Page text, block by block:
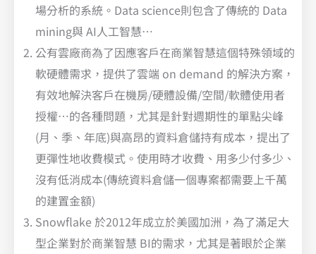
場分析的系統。Data science則包含了傳統的 Data
mining與 AI人工智慧…
公有雲廠商為了因應客戶在商業智慧這個特殊領域的
軟硬體需求，提供了雲端 on demand 的解決方案，
有效地解決客戶在機房/硬體設備/空間/軟體使用者
授權…的各種問題，尤其是針對週期性的單點尖峰
(月、季、年底)與高昂的資料倉儲持有成本，提出了
更彈性地收費模式。使用時才收費、用多少付多少、
沒有低消成本(傳統資料倉儲一個專案都需要上千萬
的建置金額)
Snowflake 於2012年成立於美國加洲，為了滿足大
型企業對於商業智慧 BI的需求，尤其是著眼於企業